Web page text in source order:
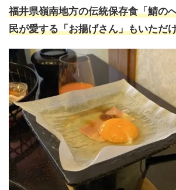
福井県嶺南地方の伝統保存食「鯖の
民が愛する「お揚げさん」もいただ